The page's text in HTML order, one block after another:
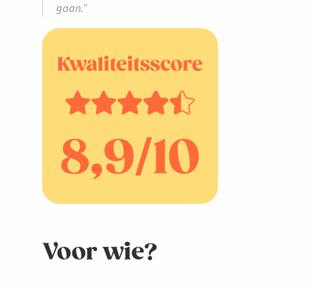
gaan.”
Voor wie?